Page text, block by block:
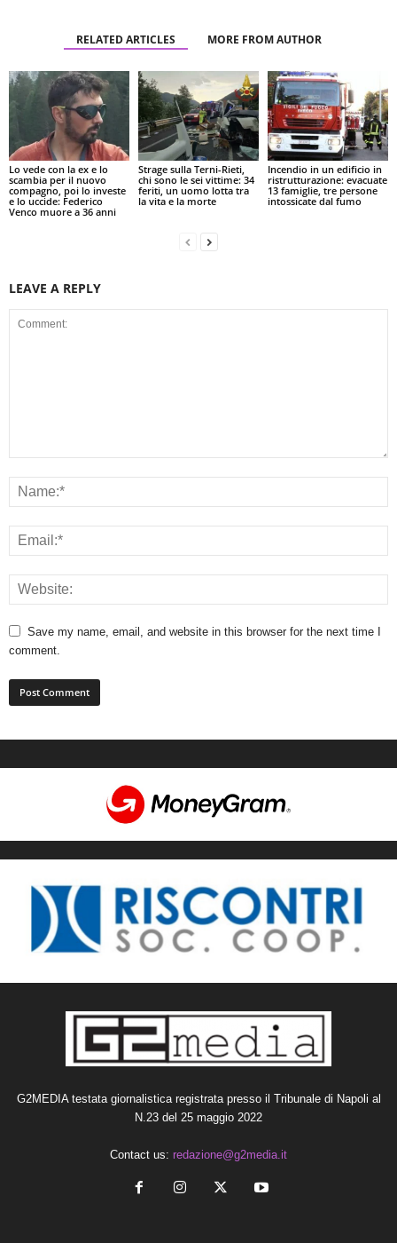
RELATED ARTICLES MORE FROM AUTHOR
Lo vede con la ex e lo
scambia per il nuovo
compagno, poi lo investe
e lo uccide: Federico
Venco muore a 36 anni
Strage sulla Terni-Rieti,
chi sono le sei vittime: 34
feriti, un uomo lotta tra
la vita e la morte
Incendio in un edificio in
ristrutturazione: evacuate
13 famiglie, tre persone
intossicate dal fumo
LEAVE A REPLY
Save my name, email, and website in this browser for the next time I
comment.
G2MEDIA testata giornalistica registrata presso il Tribunale di Napoli al
N.23 del 25 maggio 2022
Contact us: redazione@g2media.it